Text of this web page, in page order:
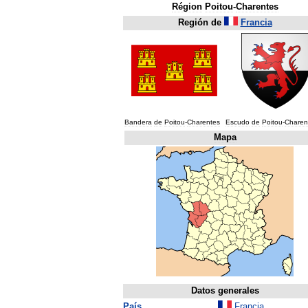
Région Poitou-Charentes
Región de Francia
Bandera de Poitou-Charentes Escudo de Poitou-
Mapa
Datos generales